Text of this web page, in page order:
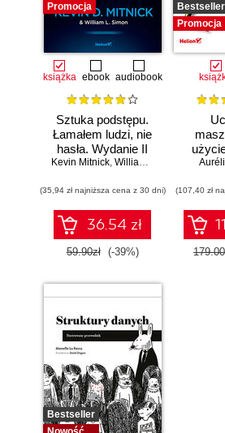
Promocja
książka ebook audiobook
Sztuka podstępu.
Łamałem ludzi, nie
hasła. Wydanie II
Kevin Mitnick, William L. Simon
(35,94 zł najniższa cena z 30 dni)
36.54 zł
59.90zł (-39%)
Bestseller
Promocja
(107,40 zł
Bestseller